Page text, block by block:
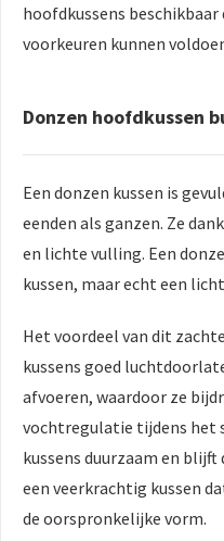
hoofdkussens beschikbaar
voorkeuren kunnen
Donzen hoofdkussen
Een donzen kussen is
eenden als ganzen. Ze
en lichte vulling. Een
kussen, maar echt een
Het voordeel van dit
kussens goed
afvoeren, waardoor ze
vochtregulatie tijdens het
kussens duurzaam en
een veerkrachtig kussen
de oorspronkelijke vorm.